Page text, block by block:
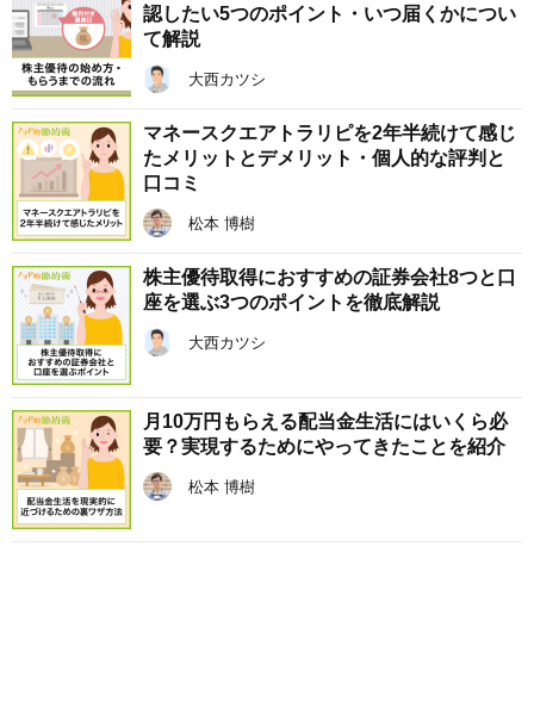
認したい5つのポイント・いつ届くかについ
て解説
大西カツシ
マネースクエアトラリピを2年半続けて感じ
たメリットとデメリット・個人的な評判と
口コミ
松本 博樹
株主優待取得におすすめの証券会社8つと口
座を選ぶ3つのポイントを徹底解説
大西カツシ
月10万円もらえる配当金生活にはいくら必
要？実現するためにやってきたことを紹介
松本 博樹